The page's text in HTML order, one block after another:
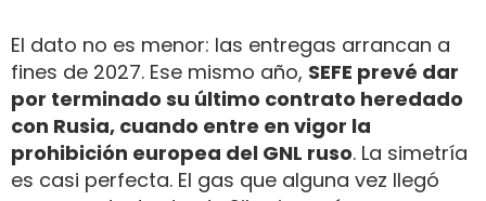
El dato no es menor: las entregas arrancan a
fines de 2027. Ese mismo año, SEFE prevé dar
por terminado su último contrato heredado
con Rusia, cuando entre en vigor la
prohibición europea del GNL ruso. La simetría
es casi perfecta. El gas que alguna vez llegó